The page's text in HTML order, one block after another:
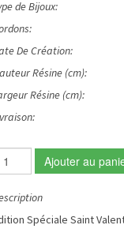
de Bijoux:
De Création:
Résine (cm):
Résine (cm):
Ajouter au
Spéciale Saint